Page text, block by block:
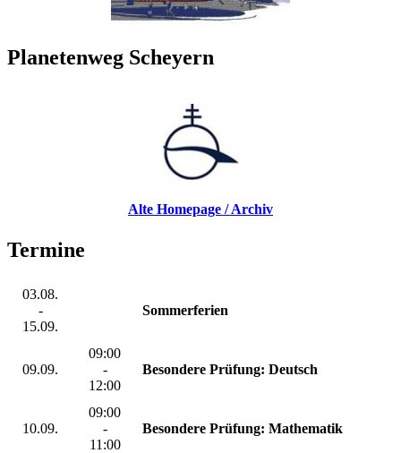
Planetenweg Scheyern
Alte Homepage / Archiv
Termine
03.08.
-
15.09.
Sommerferien
09.09.
09:00
-
12:00
Besondere Prüfung: Deutsch
10.09.
09:00
-
11:00
Besondere Prüfung: Mathematik